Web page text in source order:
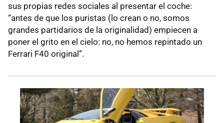
sus propias redes sociales al presentar el coche:
“antes de que los puristas (lo crean o no, somos
grandes partidarios de la originalidad) empiecen a
poner el grito en el cielo: no, no hemos repintado un
Ferrari F40 original”.